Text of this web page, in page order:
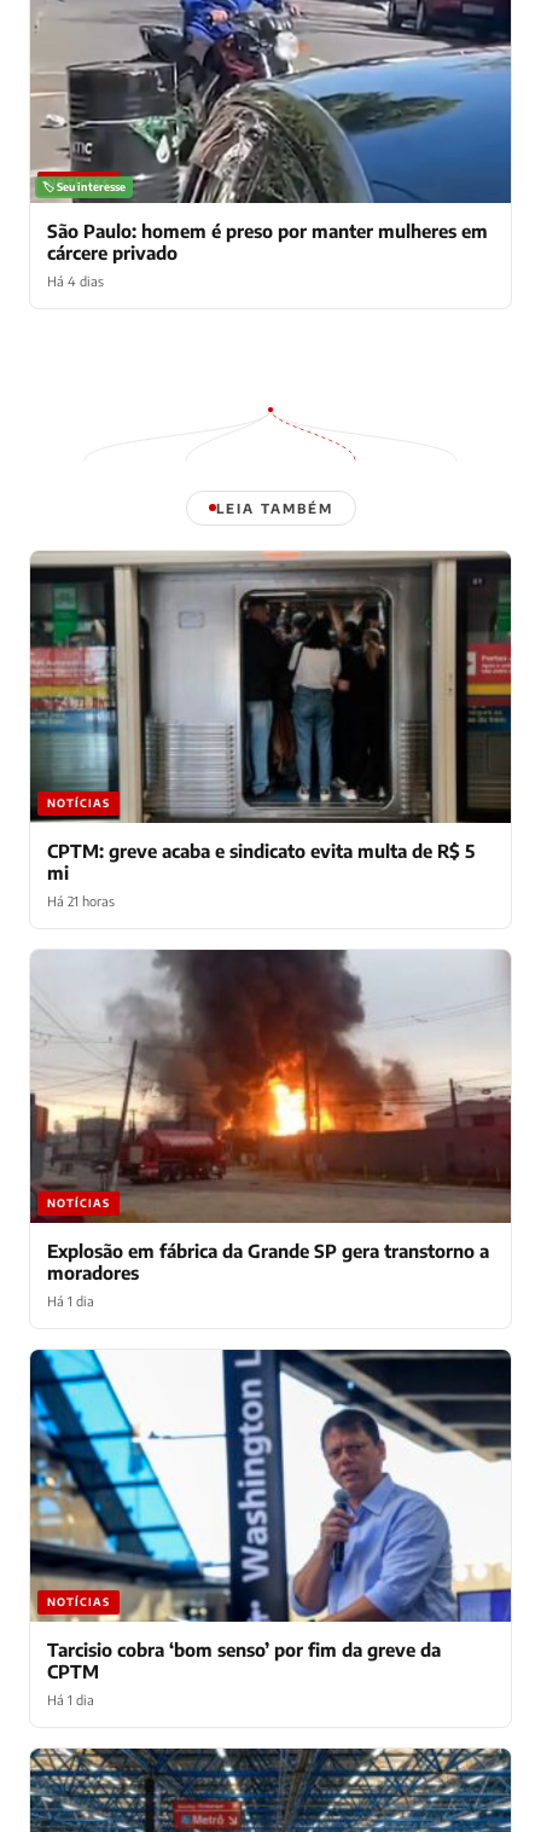
NOTÍCIAS
🏷️ Seu interesse
São Paulo: homem é preso por manter mulheres em
cárcere privado
Há 4 dias
LEIA TAMBÉM
NOTÍCIAS
CPTM: greve acaba e sindicato evita multa de R$ 5
mi
Há 21 horas
NOTÍCIAS
Explosão em fábrica da Grande SP gera transtorno a
moradores
Há 1 dia
NOTÍCIAS
Tarcisio cobra ‘bom senso’ por fim da greve da
CPTM
Há 1 dia